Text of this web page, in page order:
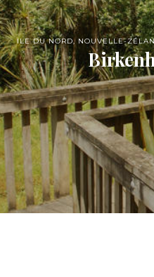
ILE DU NORD, NOUVELLE-